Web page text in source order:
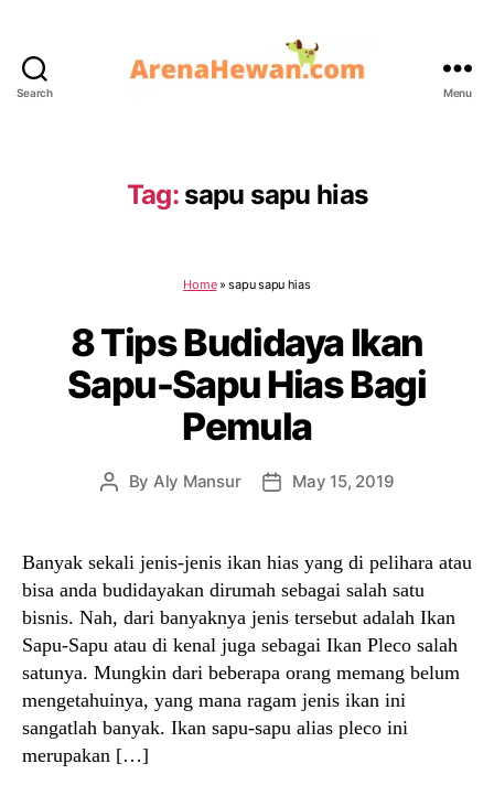
Search Menu
Tag: sapu sapu hias
Home»sapu sapu hias
8 Tips Budidaya Ikan
Sapu-Sapu Hias Bagi
Pemula
Post
By Aly Mansur
PostMay 15, 2019
Banyak sekali jenis-jenis ikan hias yang di pelihara atau
bisa anda budidayakan dirumah sebagai salah satu
bisnis. Nah, dari banyaknya jenis tersebut adalah Ikan
Sapu-Sapu atau di kenal juga sebagai Ikan Pleco salah
satunya. Mungkin dari beberapa orang memang belum
mengetahuinya, yang mana ragam jenis ikan ini
sangatlah banyak. Ikan sapu-sapu alias pleco ini
merupakan […]